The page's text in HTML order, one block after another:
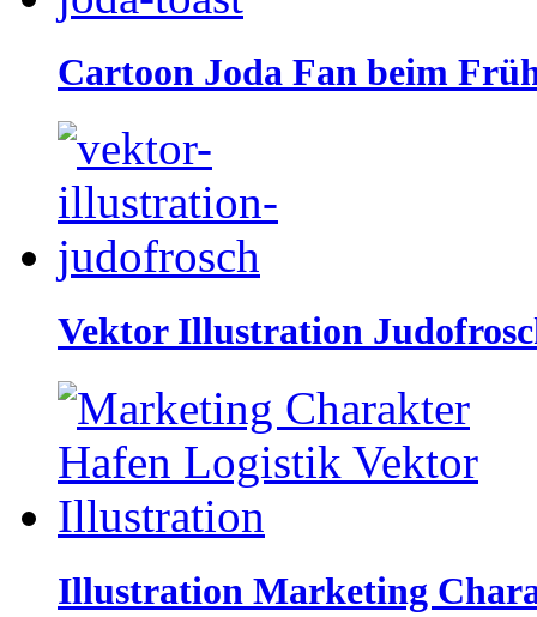
Cartoon Joda Fan beim
Vektor Illustration
Illustration Marketing